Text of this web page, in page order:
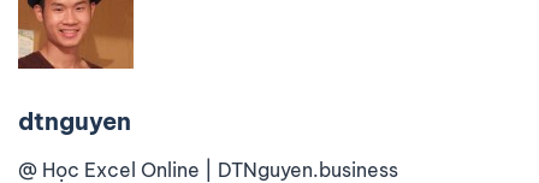
dtnguyen
@ Học Excel Online | DTNguyen.business